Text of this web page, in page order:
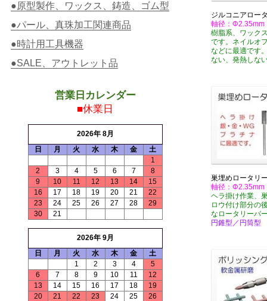
ジルコニアロー
軸径：Φ2.35mm
樹脂系、ワック
です。ネイルオ
などに最適です
ない、発熱しな
巣埋めロータリ
軸径：Φ2.35mm
ヘラ掛け作業、
ロウ付け部分の
なロータリーバ
円錐型／円筒型
●原型製作、ワックス、鋳造、ゴム型
●パール、真珠加工関連商品
●時計用工具機器
●SALE、アウトレット品
営業日カレンダー
■休業日
2026年 8月
日
月 火 水 木 金
土
1
2
3 4 5 6 7
8
9
10 11 12 13 14
15
16
17 18 19 20 21
22
23
24 25 26 27 28
29
30
21
2026年 9月
日
月 火 水 木 金
土
1
2 3 4
5
6
7 8 9 10 11
12
13
14 15 16 17 18
19
20
21 22 23 24 25
26